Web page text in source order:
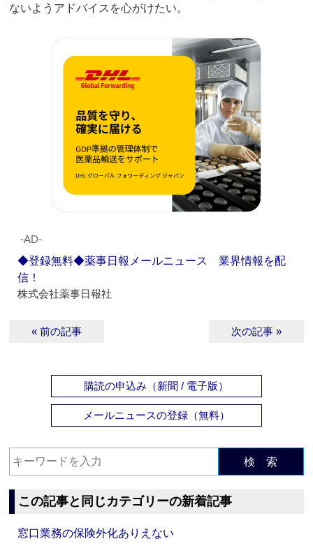
ないようアドバイスを心がけたい。
‐AD‐
◆登録無料◆薬事日報メールニュース 業界情報を配
信！
株式会社薬事日報社
« 前の記事 次の記事 »
購読の申込み（新聞 / 電子版）
メールニュースの登録（無料）
検 索
この記事と同じカテゴリーの新着記事
窓口業務の保険外化ありえない